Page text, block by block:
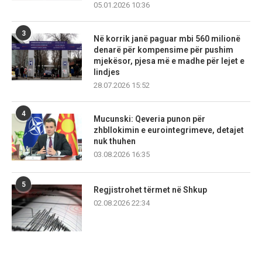
05.01.2026 10:36
3
Në korrik janë paguar mbi 560 milionë
denarë për kompensime për pushim
mjekësor, pjesa më e madhe për lejet e
lindjes
28.07.2026 15:52
4
Mucunski: Qeveria punon për
zhbllokimin e eurointegrimeve, detajet
nuk thuhen
03.08.2026 16:35
5
Regjistrohet tërmet në Shkup
02.08.2026 22:34